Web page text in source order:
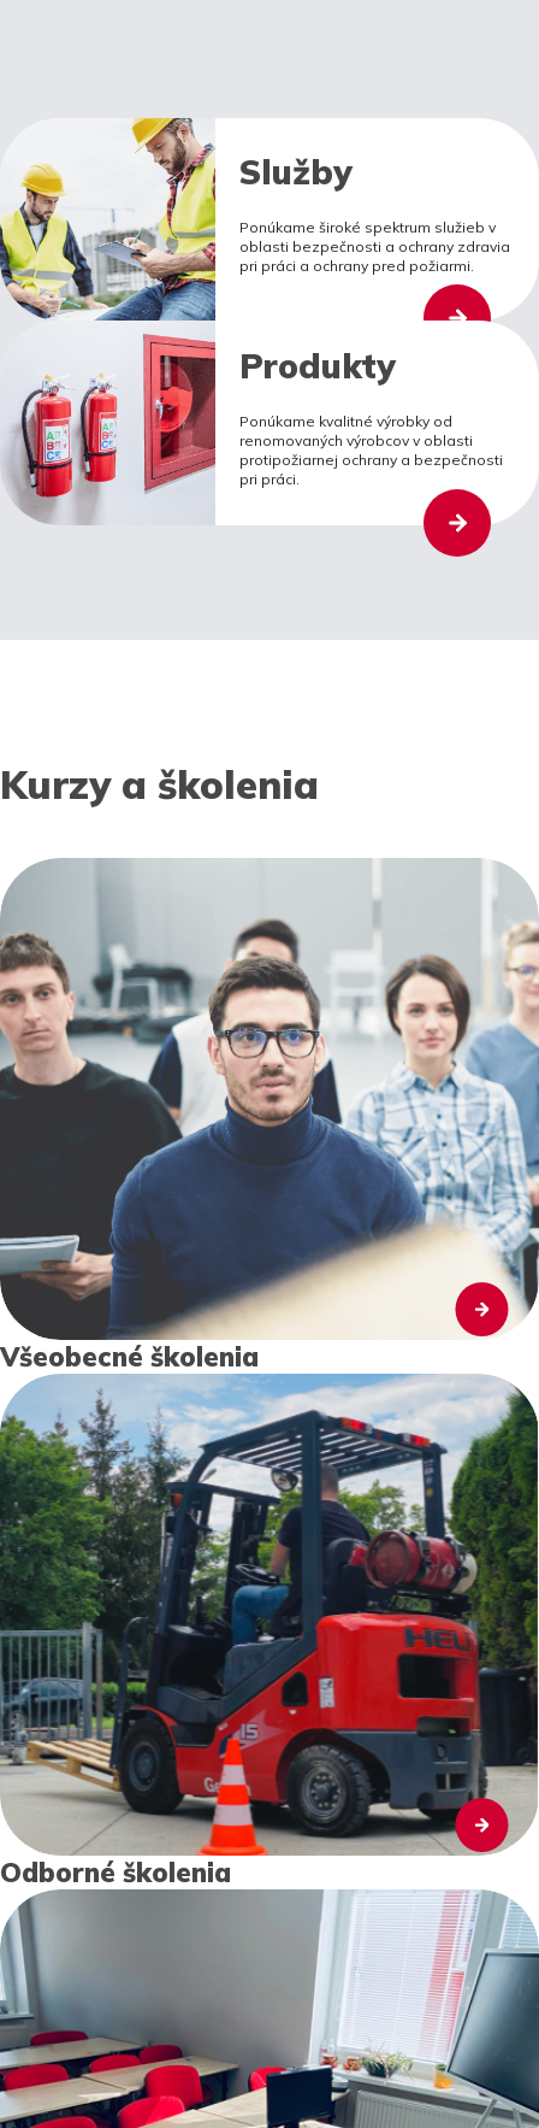
Služby
Ponúkame široké spektrum služieb v
oblasti bezpečnosti a ochrany zdravia
pri práci a ochrany pred požiarmi.
Produkty
Ponúkame kvalitné výrobky od
renomovaných výrobcov v oblasti
protipožiarnej ochrany a bezpečnosti
pri práci.
Kurzy a školenia
Všeobecné školenia
Odborné školenia